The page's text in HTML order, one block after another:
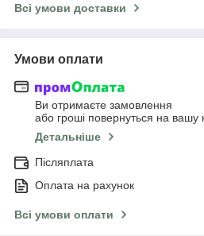
Всі умови доставки
Умови оплати
Ви отримаєте замовлення
або гроші повернуться на вашу
Детальніше
Післяплата
Оплата на рахунок
Всі умови оплати